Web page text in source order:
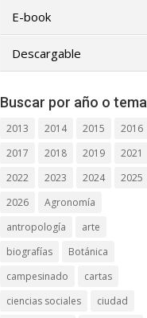
E-book
Descargable
Buscar por año o tema
2013 2014 2015
2016
2017
2018 2019
2021
2022
2023 2024
2025
2026
Agronomía
antropología
arte
biografías
Botánica
campesinado
cartas
ciencias sociales
ciudad